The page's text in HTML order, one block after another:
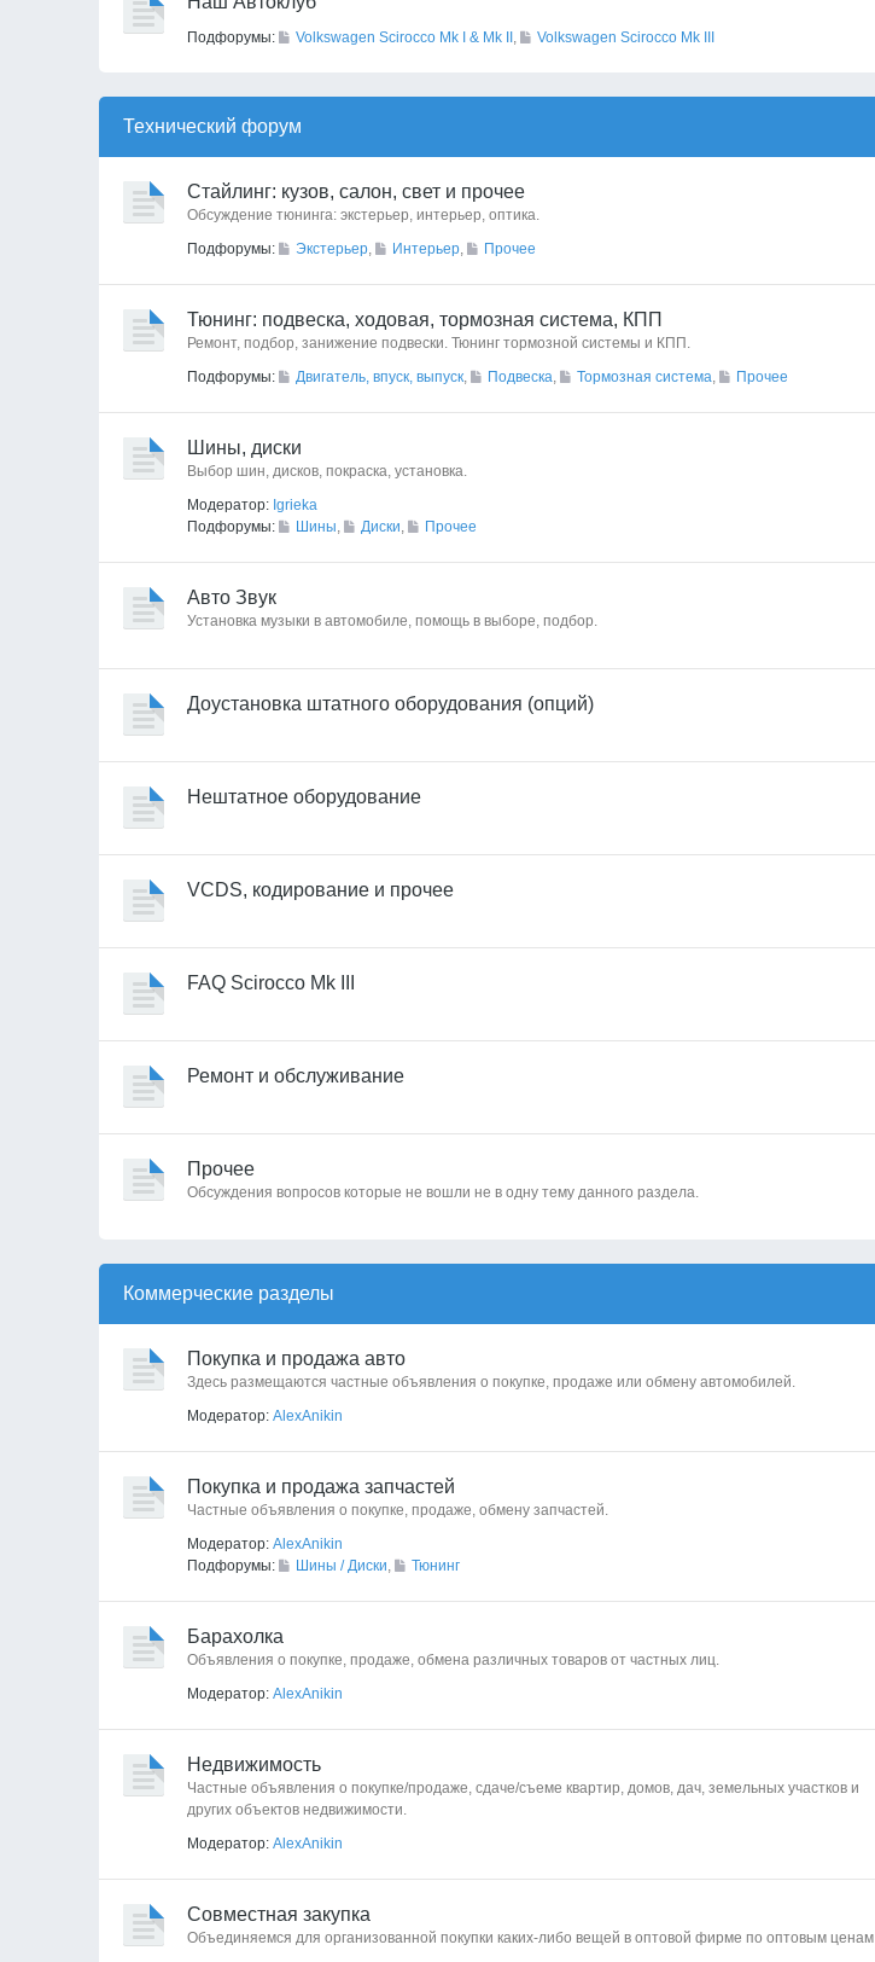
Подфорумы: Volkswagen Scirocco Mk I & Mk II , Volkswagen Scirocco Mk III
Технический форyм
Стайлинг: кузов, салон, свет и прочее
Обсуждение тюнинга: экстерьер, интерьер, оптика.
Подфорумы:
Экстерьер, Интерьер, Прочее
Тюнинг: подвеска, ходовая, тормозная система, КПП
Ремонт, подбор, занижение подвески. Тюнинг тормозной системы и КПП.
Подфорумы:
Двигатель, впуск, выпуск, Подвеска, Тормозная система, Прочее
Шины, диски
Выбор шин, дисков, покраска, установка.
Модератор: Igrieka
Подфорумы:
Шины, Диски, Прочее
Авто Звук
Установка музыки в автомобиле, помощь в выборе, подбор.
Доустановка штатного оборудования (опций)
Нештатное оборудование
VCDS, кодирование и прочее
FAQ Scirocco Mk III
Ремонт и обслуживание
Прочее
Обсуждения вопросов которые не вошли не в одну тему данного раздела.
Коммерческие разделы
Покупка и продажа авто
Здесь размещаются частные объявления о покупке, продаже или обмену автомобилей.
Модератор: AlexAnikin
Покупка и продажа запчастей
Частные объявления о покупке, продаже, обмену запчастей.
Модератор: AlexAnikin
Подфорумы:
Шины / Диски, Тюнинг
Барахолка
Объявления о покупке, продаже, обмена различных товаров от частных лиц.
Модератор: AlexAnikin
Недвижимость
Частные объявления о покупке/продаже, сдаче/съеме квартир, домов, дач, земельных участков и
других объектов недвижимости.
Модератор: AlexAnikin
Совместная закупка
Объединяемся для организованной покупки каких-либо вещей в оптовой фирме по оптовым ценам